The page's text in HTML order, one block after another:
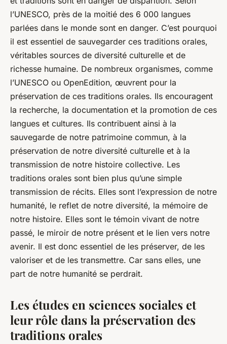
l’UNESCO, près de la moitié des 6 000 langues
parlées dans le monde sont en danger. C’est pourquoi
il est essentiel de sauvegarder ces traditions orales,
véritables sources de diversité culturelle et de
richesse humaine. De nombreux organismes, comme
l’UNESCO ou OpenEdition, œuvrent pour la
préservation de ces traditions orales. Ils encouragent
la recherche, la documentation et la promotion de ces
langues et cultures. Ils contribuent ainsi à la
sauvegarde de notre patrimoine commun, à la
préservation de notre diversité culturelle et à la
transmission de notre histoire collective. Les
traditions orales sont bien plus qu’une simple
transmission de récits. Elles sont l’expression de notre
humanité, le reflet de notre diversité, la mémoire de
notre histoire. Elles sont le témoin vivant de notre
passé, le miroir de notre présent et le lien vers notre
avenir. Il est donc essentiel de les préserver, de les
valoriser et de les transmettre. Car sans elles, une
part de notre humanité se perdrait.
Les études en sciences sociales et
leur rôle dans la préservation des
traditions orales